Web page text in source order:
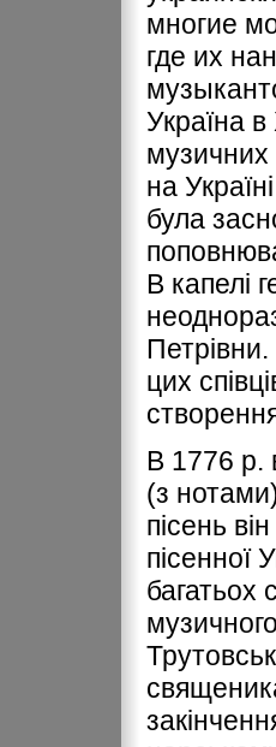
многие
где их
Україна
музичних
на
була
В капелі
цих
В 1776 р.
(з
пісень
пісенної
багатьох